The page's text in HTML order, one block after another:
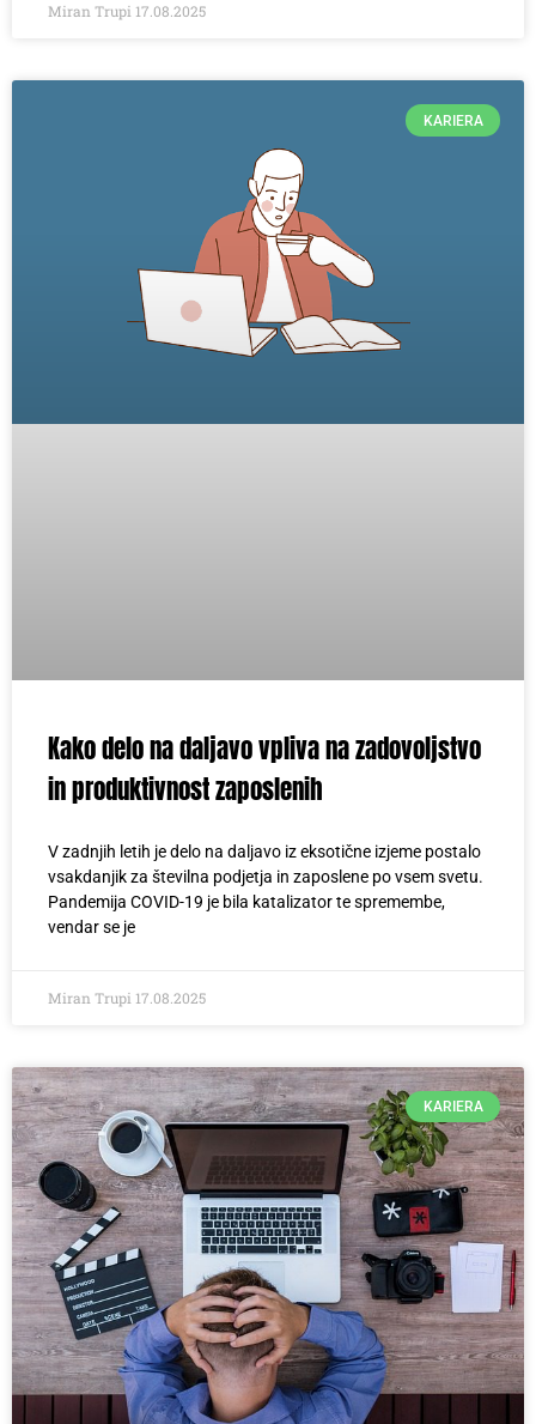
Miran Trupi 17.08.2025
KARIERA
Kako delo na daljavo vpliva na zadovoljstvo
in produktivnost zaposlenih
V zadnjih letih je delo na daljavo iz eksotične izjeme postalo
vsakdanjik za številna podjetja in zaposlene po vsem svetu.
Pandemija COVID-19 je bila katalizator te spremembe,
vendar se je
Miran Trupi 17.08.2025
KARIERA